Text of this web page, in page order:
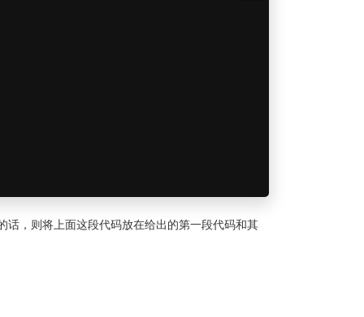
，则将上面这段代码放在给出的第一段代码和其